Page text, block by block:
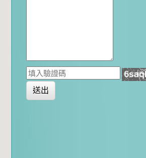
送出